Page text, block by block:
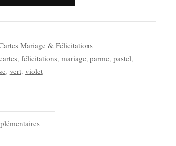
Mariage & Félicitations
cartes, félicitations, mariage, parme, pastel,
, vert, violet